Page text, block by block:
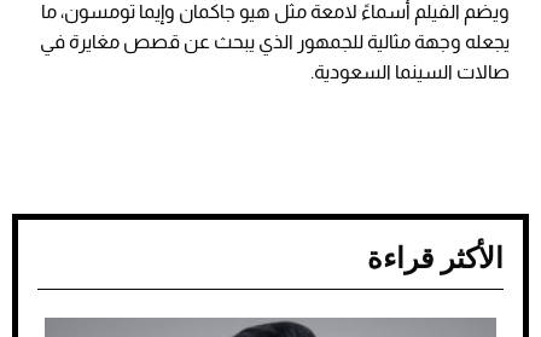
ويضم الفيلم أسماءً لامعة مثل هيو جاكمان وإيما تومسون، ما
يجعله وجهة مثالية للجمهور الذي يبحث عن قصص مغايرة في
صالات السينما السعودية.
الأكثر قراءة